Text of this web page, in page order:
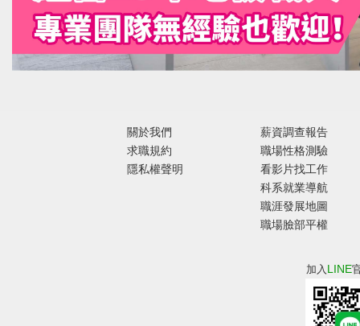
關於我們
求職規約
隱私權聲明
薪資調查報告
職場性格測驗
看影片找工作
科系就業導航
職涯發展地圖
職場臉部平權
加入 LINE